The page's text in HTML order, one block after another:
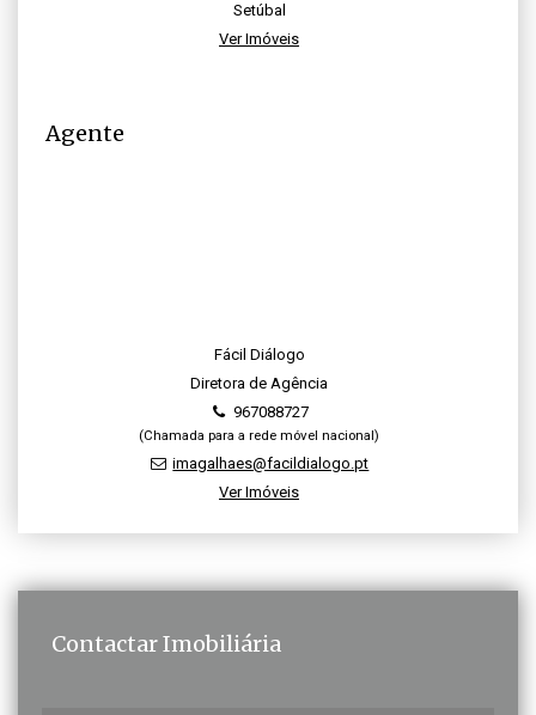
Setúbal
Ver Imóveis
Agente
Fácil Diálogo
Diretora de Agência
967088727
(Chamada para a rede móvel nacional)
imagalhaes@facildialogo.pt
Ver Imóveis
Contactar Imobiliária